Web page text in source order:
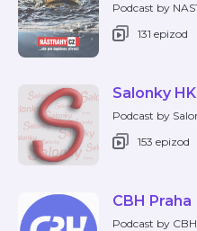
Podcast by
131 epizod
Salonky HK
Podcast by
153 epizod
CBH Praha
Podcast by